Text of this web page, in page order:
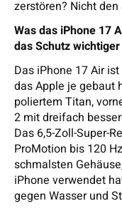
zerstören? Nicht
Was das iPhone 17
das Schutz
Das iPhone 17 Air
das Apple je gebaut
poliertem Titan,
2 mit dreifach
Das 6,5-Zoll-Super-
ProMotion bis 120
schmalsten
iPhone verwendet
gegen Wasser und